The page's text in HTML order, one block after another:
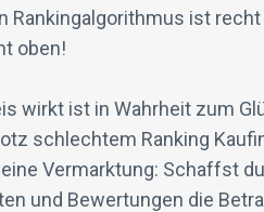
ist recht
oben!
wirkt ist in Wahrheit zum
schlechtem Ranking
Vermarktung: Schaffst
und Bewertungen die